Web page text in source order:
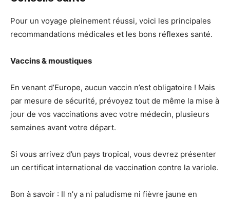
Pour un voyage pleinement réussi, voici les principales
recommandations médicales et les bons réflexes santé.
Vaccins & moustiques
En venant d’Europe, aucun vaccin n’est obligatoire ! Mais
par mesure de sécurité, prévoyez tout de même la mise à
jour de vos vaccinations avec votre médecin, plusieurs
semaines avant votre départ.
Si vous arrivez d’un pays tropical, vous devrez présenter
un certificat international de vaccination contre la variole.
Bon à savoir : Il n’y a ni paludisme ni fièvre jaune en